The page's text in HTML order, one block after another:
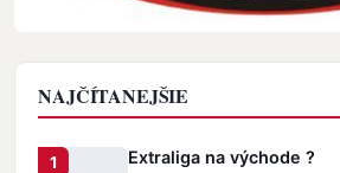
NAJČÍTANEJŠIE
Extraliga na východe ?